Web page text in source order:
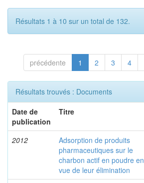
Résultats 1 à 10 sur un total de 132.
précédente 1 2 3 4
Résultats trouvés : Documents
Date de
publication
Titre
2012
Adsorption de produits
pharmaceutiques sur le
charbon actif en poudre en
vue de leur élimination